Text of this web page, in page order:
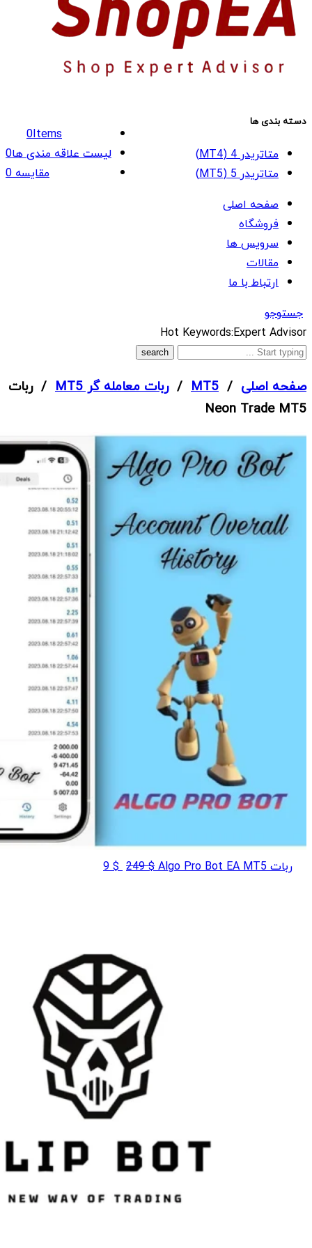
0Items
لیست علاقه مندی ها0
مقایسه0
دسته بندی ها
متاتریدر 4 (MT4)
متاتریدر 5 (MT5)
صفحه اصلی
فروشگاه
سرویس ها
مقالات
ارتباط با ما
جستوجو
What
are
looking
for?
Hot Keywords:Expert Advisor
صفحه اصلی /
MT5
/ربات معامله گر MT5
/ ربات
Neon Trade MT5
ربات Algo Pro Bot EA MT5 $
249
قیمت
$
9 قیمت